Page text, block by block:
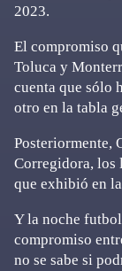
2023.
El compromiso
Toluca y
cuenta que sólo
otro en la tabla
Posteriormente,
Corregidora, los
que exhibió en
Y la noche
compromiso
no se sabe si